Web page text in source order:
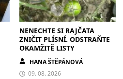
NENECHTE SI RAJČATA
ZNIČIT PLÍSNÍ. ODSTRAŇTE
OKAMŽITĚ LISTY
HANA ŠTĚPÁNOVÁ
09. 08. 2026